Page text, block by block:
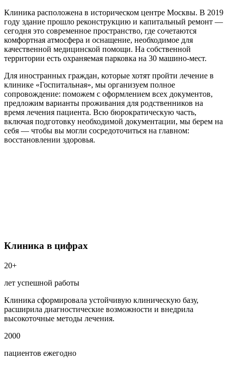
Клиника расположена в историческом центре Москвы. В 2019
году здание прошло реконструкцию и капитальный ремонт —
сегодня это современное пространство, где сочетаются
комфортная атмосфера и оснащение, необходимое для
качественной медицинской помощи. На собственной
территории есть охраняемая парковка на 30 машино‑мест.
Для иностранных граждан, которые хотят пройти лечение в
клинике «Госпитальная», мы организуем полное
сопровождение: поможем с оформлением всех документов,
предложим варианты проживания для родственников на
время лечения пациента. Всю бюрократическую часть,
включая подготовку необходимой документации, мы берем на
себя — чтобы вы могли сосредоточиться на главном:
восстановлении здоровья.
Клиника в цифрах
20+
лет успешной работы
Клиника сформировала устойчивую клиническую базу,
расширила диагностические возможности и внедрила
высокоточные методы лечения.
2000
пациентов ежегодно